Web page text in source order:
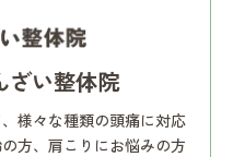
い整体院
様々な種類の頭痛に対応
方、肩こりにお悩みの方